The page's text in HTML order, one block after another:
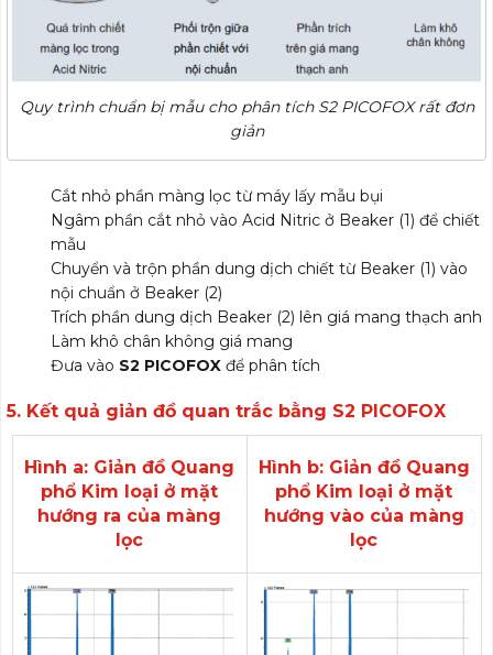
Quy trình chuẩn bị mẫu cho phân tích S2 PICOFOX rất đơn
giản
Cắt nhỏ phần màng lọc từ máy lấy mẫu bụi
Ngâm phần cắt nhỏ vào Acid Nitric ở Beaker (1) để chiết
mẫu
Chuyển và trộn phần dung dịch chiết từ Beaker (1) vào
nội chuẩn ở Beaker (2)
Trích phần dung dịch Beaker (2) lên giá mang thạch anh
Làm khô chân không giá mang
Đưa vào S2 PICOFOX để phân tích
5. Kết quả giản đồ quan trắc bằng S2 PICOFOX
Hình a: Giản đồ Quang
phổ Kim loại ở mặt
hướng ra của màng
lọc
Hình b: Giản đồ Quang
phổ Kim loại ở mặt
hướng vào của màng
lọc